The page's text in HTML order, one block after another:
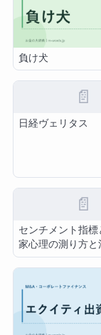
負け犬
📄
日経ヴェリタス
📄
センチメント指標
家心理の測り方と